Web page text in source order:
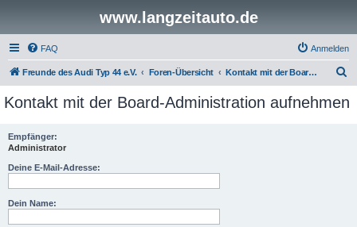
www.langzeitauto.de
FAQ Anmelden
Freunde des Audi Typ 44 e.V. Foren-Übersicht Kontakt mit der Board-Administration aufnehmen
c
Kontakt mit der Board-Administration aufnehmen
Empfänger:
Administrator
Deine E-Mail-Adresse:
Dein Name: